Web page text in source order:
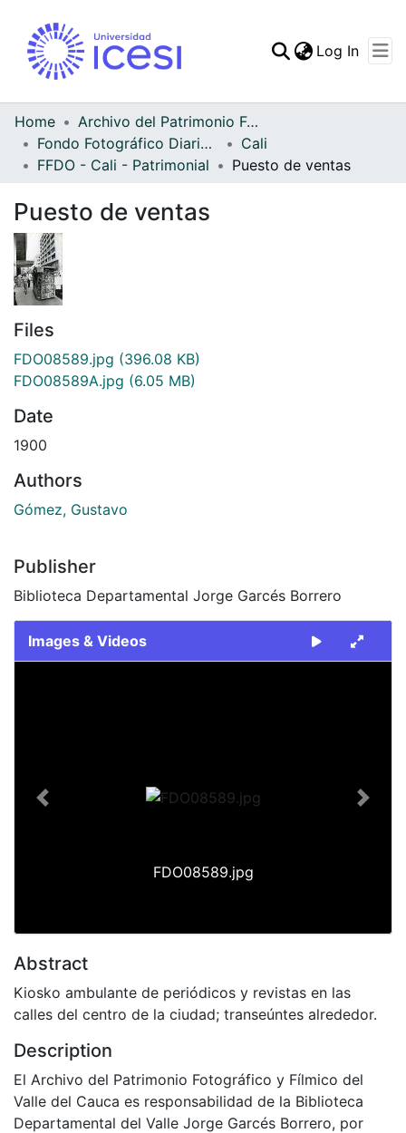
Statistics
Log In
Home
Archivo del Patrimonio Fotográfico y Fílmico del Valle del Cauca
Fondo Fotográfico Diario Occidente
Cali
FFDO - Cali - Patrimonial
Puesto de ventas
Puesto de ventas
Files
FDO08589.jpg (396.08 KB)
FDO08589A.jpg (6.05 MB)
Date
1900
Authors
Gómez, Gustavo
Publisher
Biblioteca Departamental Jorge Garcés Borrero
Images & Videos
FDO08589.jpg
Previous Next
Abstract
Kiosko ambulante de periódicos y revistas en las
calles del centro de la ciudad; transeúntes alrededor.
Description
El Archivo del Patrimonio Fotográfico y Fílmico del
Valle del Cauca es responsabilidad de la Biblioteca
Departamental del Valle Jorge Garcés Borrero, por